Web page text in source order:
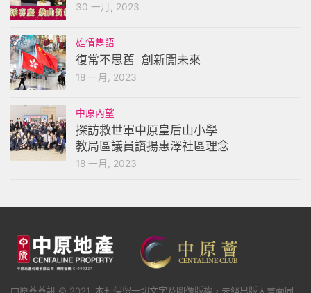
30 一月, 2023
雄情雋語
復常不思舊 創新闖未來
18 一月, 2023
中原內望
探訪救世軍中原皇后山小學
教局區議員讚揚惠澤社區理念
18 一月, 2023